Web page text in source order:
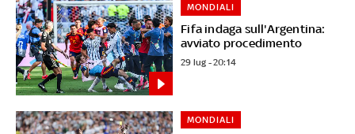
Fifa indaga sull'Argentina:
avviato procedimento
MONDIALI
29 lug - 20:14
MONDIALI